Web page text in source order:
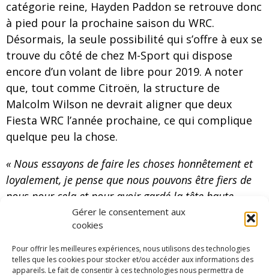
Gérer le consentement aux
cookies
Pour offrir les meilleures expériences, nous utilisons des technologies
telles que les cookies pour stocker et/ou accéder aux informations des
appareils. Le fait de consentir à ces technologies nous permettra de
catégorie reine, Hayden Paddon se retrouve donc
à pied pour la prochaine saison du WRC.
Désormais, la seule possibilité qui s’offre à eux se
trouve du côté de chez M-Sport qui dispose
encore d’un volant de libre pour 2019. A noter
que, tout comme Citroën, la structure de
Malcolm Wilson ne devrait aligner que deux
Fiesta WRC l’année prochaine, ce qui complique
quelque peu la chose.
« Nous essayons de faire les choses honnêtement et
loyalement, je pense que nous pouvons être fiers de
nous pour cela et pour avoir gardé la tête haute.
Naturellement, je suis déçu d’être dans cette position,
mais en même temps, je comprends aussi que cela
peut être la réalité du sport professionnel et c’est
comme ça en ce moment. Beaucoup de gens nous ont